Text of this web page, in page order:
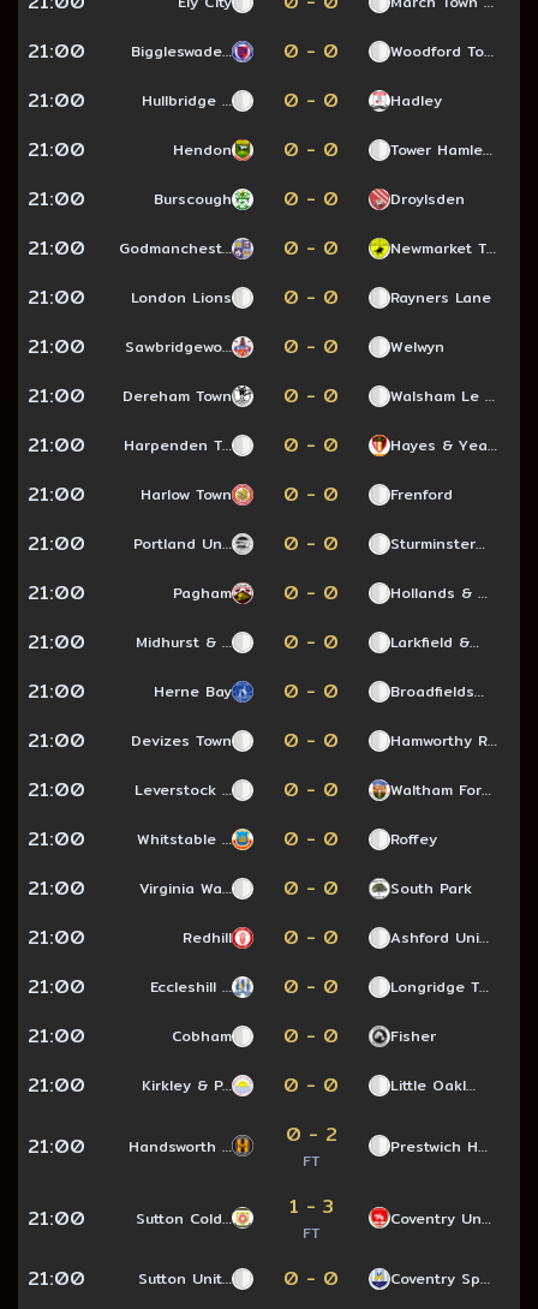
21:00 Biggleswade… 0 - 0 Woodford To…
21:00 Hullbridge … 0 - 0 Hadley
21:00 Hendon 0 - 0 Tower Hamle…
21:00 Burscough 0 - 0 Droylsden
21:00 Godmanchest… 0 - 0 Newmarket T…
21:00 London Lions 0 - 0 Rayners Lane
21:00 Sawbridgewo… 0 - 0 Welwyn
21:00 Dereham Town 0 - 0 Walsham Le …
21:00 Harpenden T… 0 - 0 Hayes & Yea…
21:00 Harlow Town 0 - 0 Frenford
21:00 Portland Un… 0 - 0 Sturminster…
21:00 Pagham 0 - 0 Hollands & …
21:00 Midhurst & … 0 - 0 Larkfield &…
21:00 Herne Bay 0 - 0 Broadfields…
21:00 Devizes Town 0 - 0 Hamworthy R…
21:00 Leverstock … 0 - 0 Waltham For…
21:00 Whitstable … 0 - 0 Roffey
21:00 Virginia Wa… 0 - 0 South Park
21:00 Redhill 0 - 0 Ashford Uni…
21:00 Eccleshill … 0 - 0 Longridge T…
21:00 Cobham 0 - 0 Fisher
21:00 Kirkley & P… 0 - 0 Little Oakl…
21:00 Handsworth … 0 - 2
FT
Prestwich H…
21:00 Sutton Cold… 1 - 3
FT
Coventry Un…
21:00 Sutton Unit… 0 - 0 Coventry Sp…